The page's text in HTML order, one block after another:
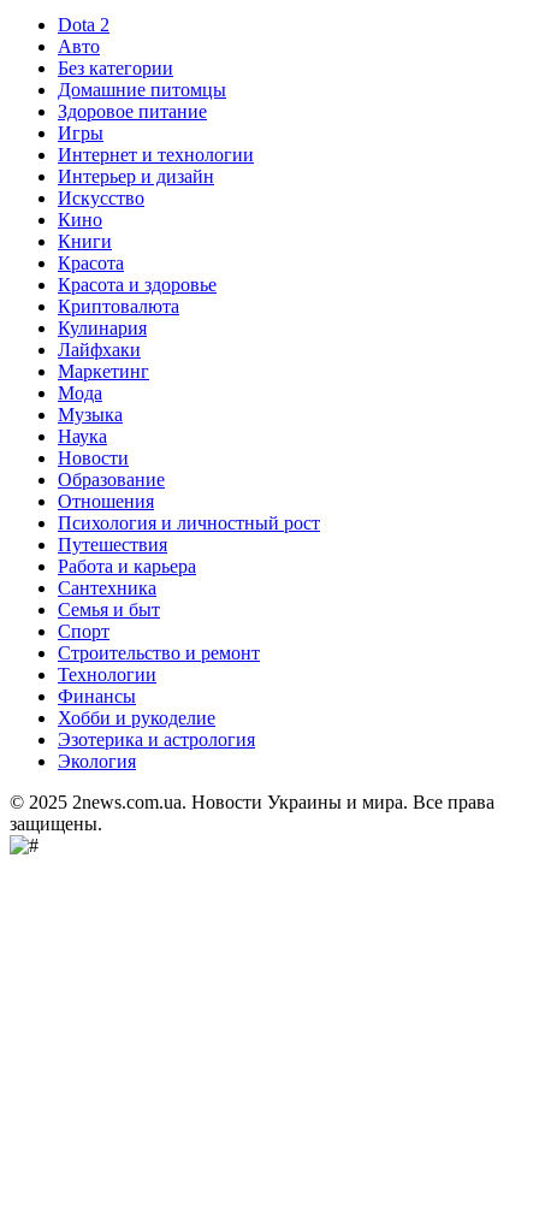
Dota 2
Авто
Без категории
Домашние питомцы
Здоровое питание
Игры
Интернет и технологии
Интерьер и дизайн
Искусство
Кино
Книги
Красота
Красота и здоровье
Криптовалюта
Кулинария
Лайфхаки
Маркетинг
Мода
Музыка
Наука
Новости
Образование
Отношения
Психология и личностный рост
Путешествия
Работа и карьера
Сантехника
Семья и быт
Спорт
Строительство и ремонт
Технологии
Финансы
Хобби и рукоделие
Эзотерика и астрология
Экология
© 2025 2news.com.ua. Новости Украины и мира. Все права
защищены.